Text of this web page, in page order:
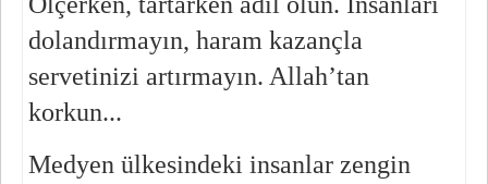
dolandırmayın, haram kazançla
servetinizi artırmayın. Allah’tan
korkun...
Medyen ülkesindeki insanlar zengin